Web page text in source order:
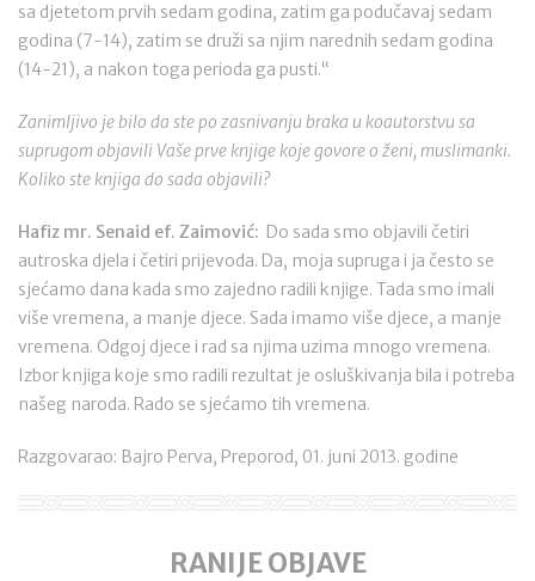
sa djetetom prvih sedam godina, zatim ga podučavaj sedam
godina (7-14), zatim se druži sa njim narednih sedam godina
(14-21), a nakon toga perioda ga pusti.“
Zanimljivo je bilo da ste po zasnivanju braka u koautorstvu sa
suprugom objavili Vaše prve knjige koje govore o ženi, muslimanki.
Koliko ste knjiga do sada objavili?
Hafiz mr. Senaid ef. Zaimović: Do sada smo objavili četiri
autroska djela i četiri prijevoda. Da, moja supruga i ja često se
sjećamo dana kada smo zajedno radili knjige. Tada smo imali
više vremena, a manje djece. Sada imamo više djece, a manje
vremena. Odgoj djece i rad sa njima uzima mnogo vremena.
Izbor knjiga koje smo radili rezultat je osluškivanja bila i potreba
našeg naroda. Rado se sjećamo tih vremena.
Razgovarao: Bajro Perva, Preporod, 01. juni 2013. godine
RANIJE OBJAVE